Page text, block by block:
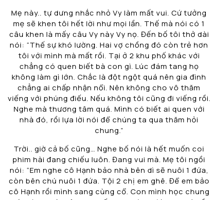
Mẹ này.. tự dưng nhắc nhỏ Vy làm mất vui. Cứ tưởng
mẹ sẽ khen tôi hết lời như mọi lần. Thế mà nói có 1
câu khen là mấy câu Vy này Vy nọ. Đến bố tôi thở dài
nói: “Thế sự khó lường. Hai vợ chồng đó còn trẻ hơn
tôi với mình mà mất rồi. Tại ở 2 khu phố khác với
chẳng có quen biết bà con gì. Lúc đám tang họ
không làm gì lớn. Chắc là đột ngột quá nên gia đình
chẳng ai chấp nhận nổi. Nên không cho vô thăm
viếng với phúng điếu. Nếu không tôi cũng đi viếng rồi.
Nghe mà thương tâm quá. Mình có biết ai quen với
nhà đó, rồi lựa lời nói để chúng ta qua thăm hỏi
chung.”
Trời.. giờ cả bố cũng… Nghe bố nói là hết muốn coi
phim hài đang chiếu luôn. Đang vui mà. Mẹ tôi ngồi
nói: “Em nghe cô Hạnh bảo nhà bên dì sẽ nuôi 1 đứa,
còn bên chú nuôi 1 đứa. Tội 2 chị em ghê. Để em bảo
cô Hạnh rồi mình sang cùng cổ. Con mình học chung